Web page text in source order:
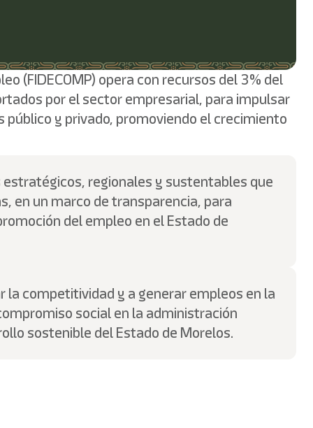
(FIDECOMP) opera con recursos del 3% del
por el sector empresarial, para impulsar
y privado, promoviendo el crecimiento
regionales y sustentables que
en un marco de transparencia, para
del empleo en el Estado de
competitividad y a generar empleos en la
social en la administración
sostenible del Estado de Morelos.